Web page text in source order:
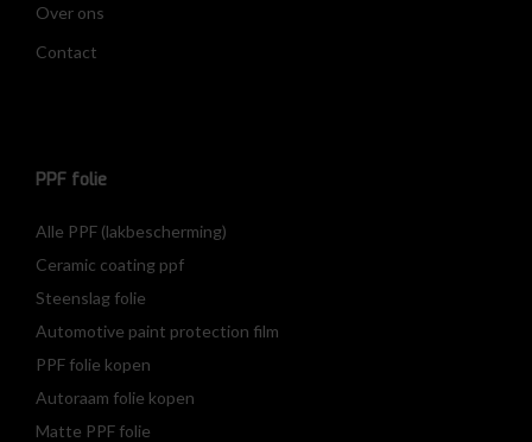
Over ons
Contact
PPF folie
Alle PPF (lakbescherming)
Ceramic coating ppf
Steenslag folie
Automotive paint protection film
PPF folie kopen
Autoraam folie kopen
Matte PPF folie